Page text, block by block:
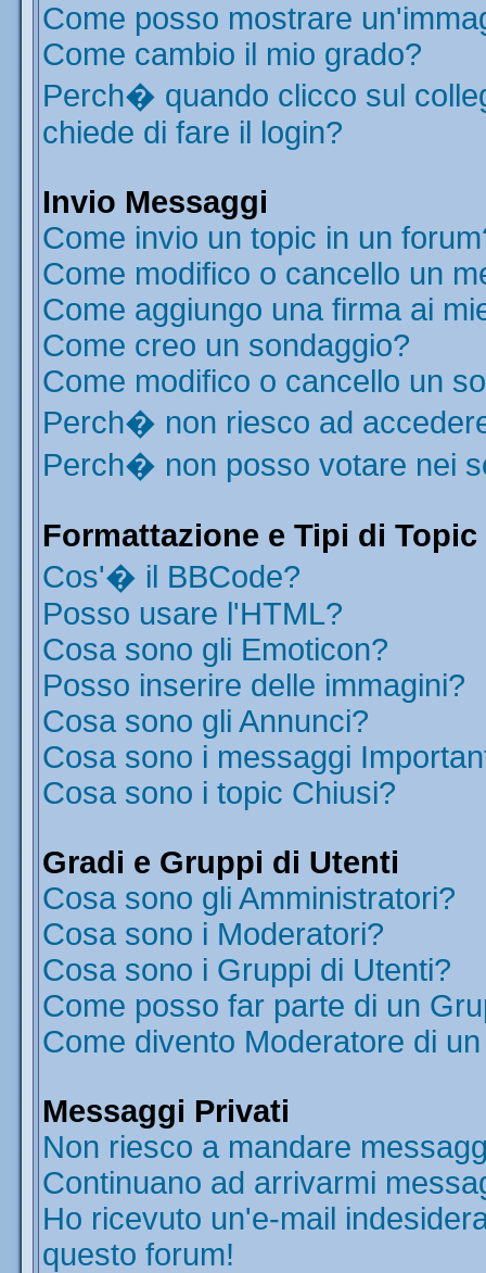
Come posso mostrare
Come cambio il mio grado?
Perch� quando clicco sul
chiede di fare il login?
Invio Messaggi
Come invio un topic in un
Come modifico o cancello un
Come aggiungo una firma ai
Come creo un sondaggio?
Come modifico o cancello un
Perch� non riesco ad
Perch� non posso votare nei
Formattazione e Tipi di Topic
Cos'� il BBCode?
Posso usare l'HTML?
Cosa sono gli Emoticon?
Posso inserire delle immagini?
Cosa sono gli Annunci?
Cosa sono i messaggi
Cosa sono i topic Chiusi?
Gradi e Gruppi di Utenti
Cosa sono gli Amministratori?
Cosa sono i Moderatori?
Cosa sono i Gruppi di Utenti?
Come posso far parte di un
Come divento Moderatore di
Messaggi Privati
Non riesco a mandare
Continuano ad arrivarmi
Ho ricevuto un'e-mail
questo forum!